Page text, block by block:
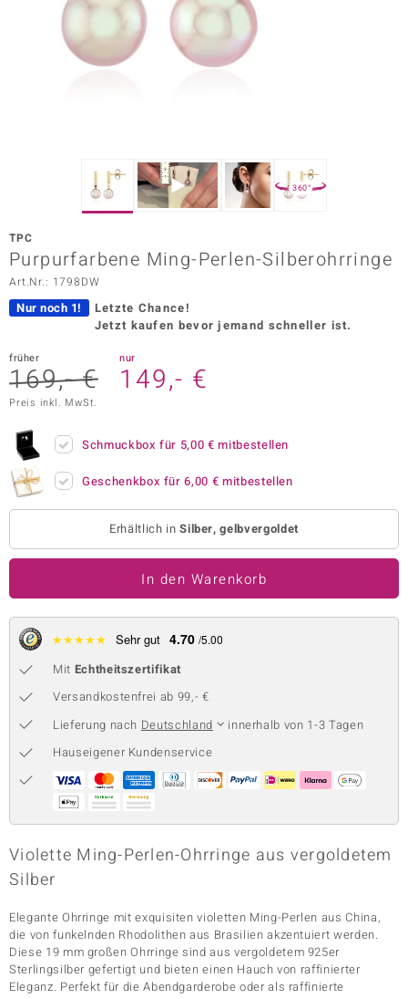
Vogue
Collection
Collection
Classics
360°
TPC
Purpurfarbene Ming-Perlen-Silberohrringe
Art.Nr.: 1798DW
Nur noch 1!
Letzte Chance!
Jetzt kaufen bevor jemand schneller ist.
früher
169,- €
nur
149,- €
Preis inkl. MwSt.
Schmuckbox für 5,00 € mitbestellen
Geschenkbox für6,00 € mitbestellen
Erhältlich inSilber, gelbvergoldet
In den Warenkorb
★★★★★ Sehr gut 4.70 /5.00
Mit Echtheitszertifikat
Versandkostenfrei ab 99,- €
Lieferung nach Deutschland
innerhalb von 1-3 Tagen
Hauseigener Kundenservice
Violette Ming-Perlen-Ohrringe aus vergoldetem
Silber
Elegante Ohrringe mit exquisiten violetten Ming-Perlen aus China,
die von funkelnden Rhodolithen aus Brasilien akzentuiert werden.
Diese 19 mm großen Ohrringe sind aus vergoldetem 925er
Sterlingsilber gefertigt und bieten einen Hauch von raffinierter
Eleganz. Perfekt für die Abendgarderobe oder als raffinierte